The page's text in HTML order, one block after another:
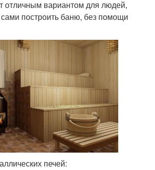
отличным вариантом для людей,
построить баню, без помощи
печей: